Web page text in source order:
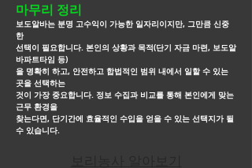
마무리 정리
보도알바는 분명 고수익이 가능한 일자리이지만, 그만큼 신중
한
선택이 필요합니다. 본인의 상황과 목적(단기 자금 마련, 보도알
바파트타임 등)
을 명확히 하고, 안전하고 합법적인 범위 내에서 일할 수 있는
곳을 선택하는
것이 가장 중요합니다. 정보 수집과 비교를 통해 본인에게 맞는
근무 환경을
찾는다면, 단기간에 효율적인 수입을 얻을 수 있는 선택지가 될
수 있습니다.